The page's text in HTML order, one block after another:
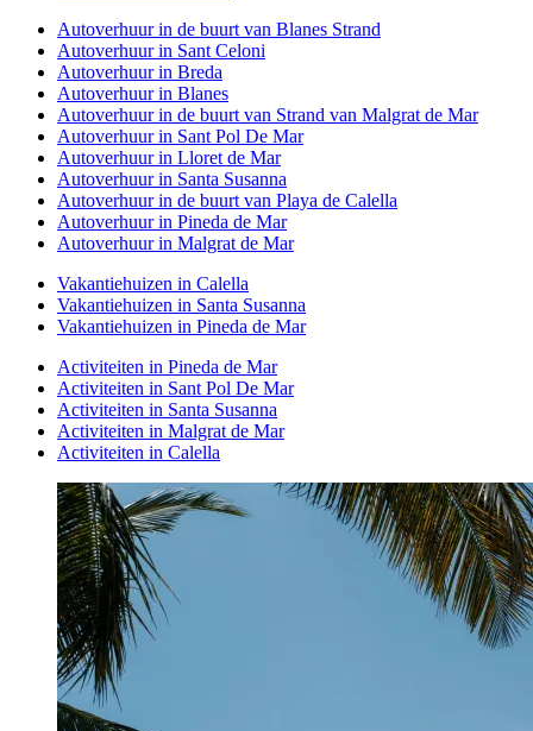
Autoverhuur in de buurt van Blanes Strand
Autoverhuur in Sant Celoni
Autoverhuur in Breda
Autoverhuur in Blanes
Autoverhuur in de buurt van Strand van Malgrat de Mar
Autoverhuur in Sant Pol De Mar
Autoverhuur in Lloret de Mar
Autoverhuur in Santa Susanna
Autoverhuur in de buurt van Playa de Calella
Autoverhuur in Pineda de Mar
Autoverhuur in Malgrat de Mar
Vakantiehuizen in Calella
Vakantiehuizen in Santa Susanna
Vakantiehuizen in Pineda de Mar
Activiteiten in Pineda de Mar
Activiteiten in Sant Pol De Mar
Activiteiten in Santa Susanna
Activiteiten in Malgrat de Mar
Activiteiten in Calella